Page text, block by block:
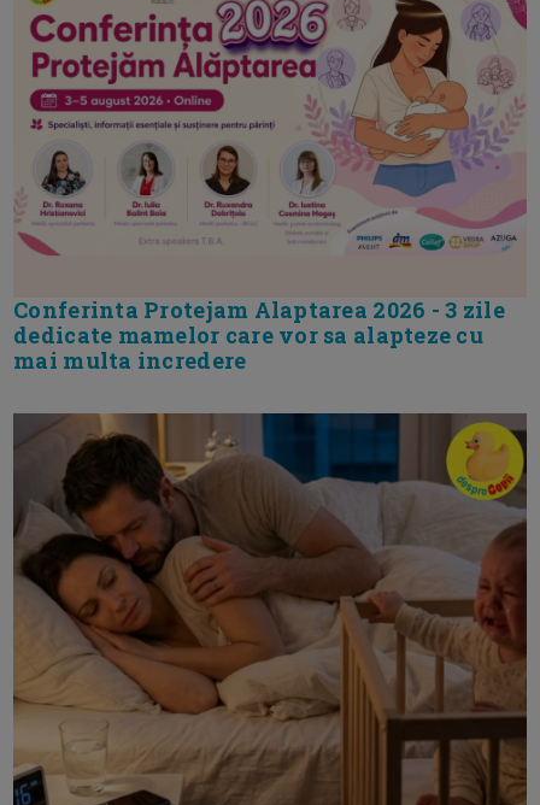
Conferinta Protejam Alaptarea 2026 - 3 zile
dedicate mamelor care vor sa alapteze cu
mai multa incredere